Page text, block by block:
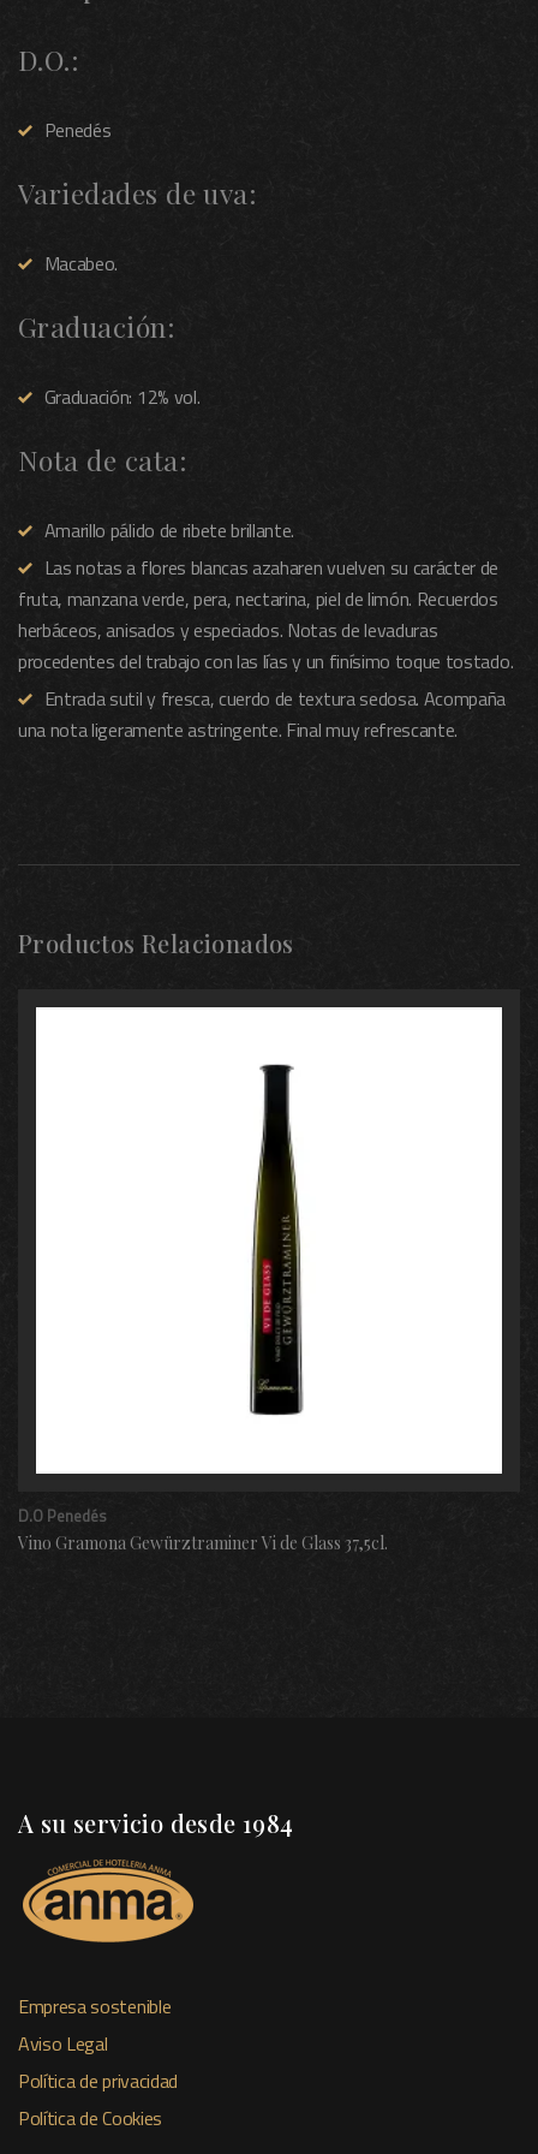
D.O.:
Penedés
Variedades de uva:
Macabeo.
Graduación:
Graduación: 12% vol.
Nota de cata:
Amarillo pálido de ribete brillante.
Las notas a flores blancas azaharen vuelven su carácter de
fruta, manzana verde, pera, nectarina, piel de limón. Recuerdos
herbáceos, anisados y especiados. Notas de levaduras
procedentes del trabajo con las lías y un finísimo toque tostado.
Entrada sutil y fresca, cuerdo de textura sedosa. Acompaña
una nota ligeramente astringente. Final muy refrescante.
Productos Relacionados
D.O Penedés
Vino Gramona Gewürztraminer Vi de Glass 37,5cl.
A su servicio desde 1984
Empresa sostenible
Aviso Legal
Política de privacidad
Política de Cookies